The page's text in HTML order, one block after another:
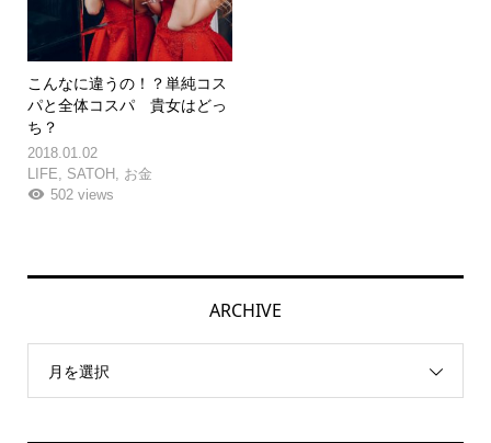
こんなに違うの！？単純コス
パと全体コスパ 貴女はどっ
ち？
2018.01.02
LIFE
SATOH, お金
502 views
ARCHIVE
月を選択